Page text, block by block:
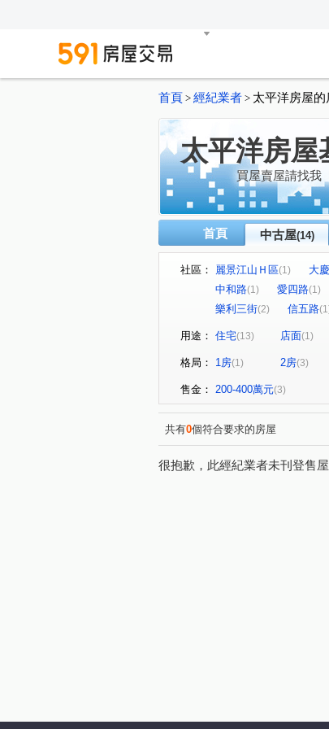
首頁 > 經紀業者 > 太平洋房屋的
太平洋房屋
買屋賣屋請找我
首頁 中古屋(14)
社區： 麗景江山Ｈ區(1) 大
中和路(1) 愛四路(1)
樂利三街(2) 信五路
用途： 住宅(13) 店面(1)
格局： 1房(1) 2房(3)
售金： 200-400萬元(3)
共有0個符合要求的房屋
很抱歉，此經紀業者未刊登售屋